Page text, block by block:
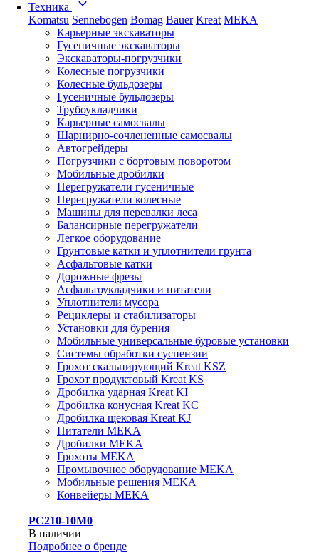
Техника
Komatsu Sennebogen Bomag Bauer Kreat MEKA
Карьерные экскаваторы
Гусеничные экскаваторы
Экскаваторы-погрузчики
Колесные погрузчики
Колесные бульдозеры
Гусеничные бульдозеры
Трубоукладчики
Карьерные самосвалы
Шарнирно-сочлененные cамосвалы
Автогрейдеры
Погрузчики с бортовым поворотом
Мобильные дробилки
Перегружатели гусеничные
Перегружатели колесные
Машины для перевалки леса
Балансирные перегружатели
Легкое оборудование
Грунтовые катки и уплотнители грунта
Асфальтовые катки
Дорожные фрезы
Асфальтоукладчики и питатели
Уплотнители мусора
Рециклеры и стабилизаторы
Установки для бурения
Мобильные универсальные буровые установки
Системы обработки суспензии
Грохот скальпирующий Kreat KSZ
Грохот продуктовый Kreat KS
Дробилка ударная Kreat KI
Дробилка конусная Kreat KC
Дробилка щековая Kreat KJ
Питатели MEKA
Дробилки MEKA
Грохоты MEKA
Промывочное оборудование MEKA
Мобильные решения MEKA
Конвейеры MEKA
PC210-10M0
В наличии
Подробнее о бренде